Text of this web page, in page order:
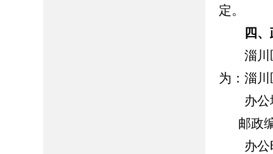
定。
四
淄川区
为：淄
办公
邮政
办公时